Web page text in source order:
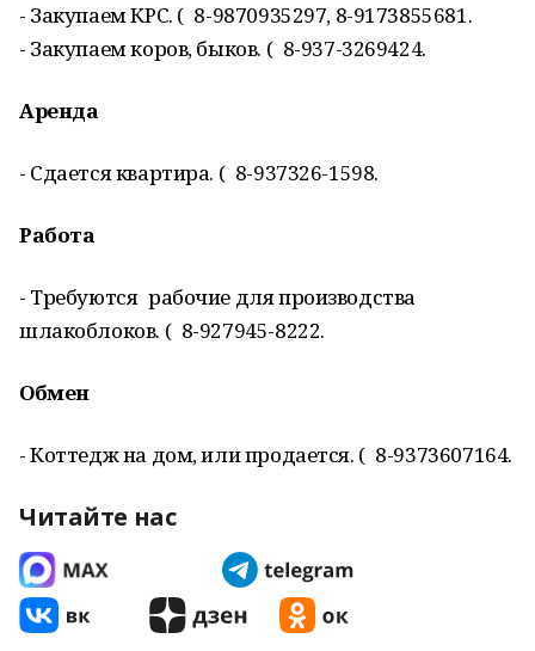
- Закупаем КРС. ( 8-9870935297, 8-9173855681.
- Закупаем коров, быков. ( 8-937-3269424.
Аренда
- Сдается квартира. ( 8-937326-1598.
Работа
- Требуются рабочие для производства
шлакоблоков. ( 8-927945-8222.
Обмен
- Коттедж на дом, или продается. ( 8-9373607164.
Читайте нас